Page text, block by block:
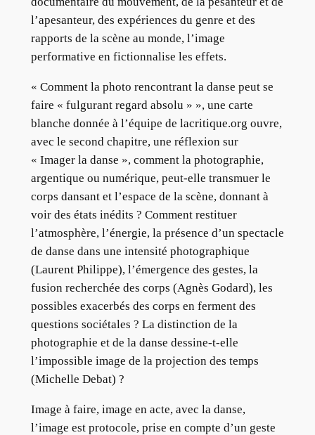
l’apesanteur, des expériences du genre et des
rapports de la scène au monde, l’image
performative en fictionnalise les effets.
« Comment la photo rencontrant la danse peut se
faire « fulgurant regard absolu » », une carte
blanche donnée à l’équipe de lacritique.org ouvre,
avec le second chapitre, une réflexion sur
« Imager la danse », comment la photographie,
argentique ou numérique, peut-elle transmuer le
corps dansant et l’espace de la scène, donnant à
voir des états inédits ? Comment restituer
l’atmosphère, l’énergie, la présence d’un spectacle
de danse dans une intensité photographique
(Laurent Philippe), l’émergence des gestes, la
fusion recherchée des corps (Agnès Godard), les
possibles exacerbés des corps en ferment des
questions sociétales ? La distinction de la
photographie et de la danse dessine-t-elle
l’impossible image de la projection des temps
(Michelle Debat) ?
Image à faire, image en acte, avec la danse,
l’image est protocole, prise en compte d’un geste